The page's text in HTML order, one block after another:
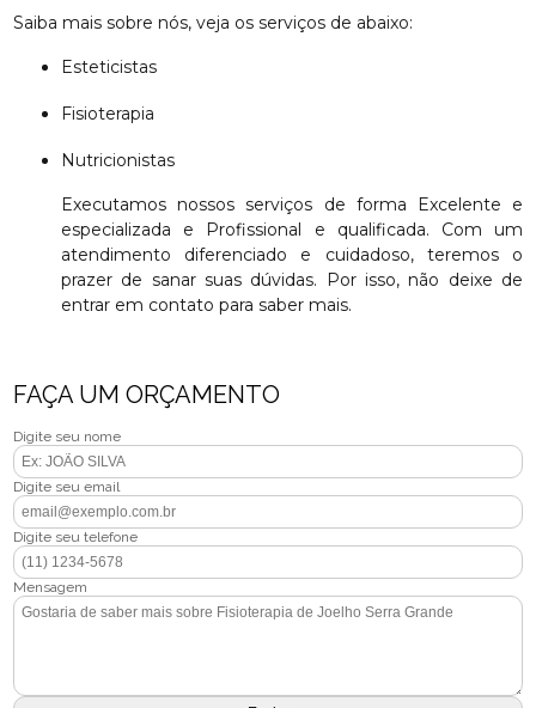
Saiba mais sobre nós, veja os serviços de abaixo:
Esteticistas
Fisioterapia
Nutricionistas
Executamos nossos serviços de forma Excelente e
especializada e Profissional e qualificada. Com um
atendimento diferenciado e cuidadoso, teremos o
prazer de sanar suas dúvidas. Por isso, não deixe de
entrar em contato para saber mais.
FAÇA UM ORÇAMENTO
Digite seu nome
Digite seu email
Digite seu telefone
Mensagem